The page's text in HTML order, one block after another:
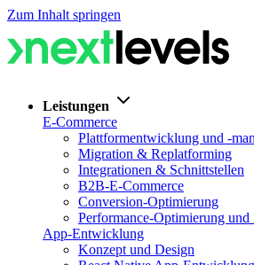
Zum Inhalt springen
Leistungen
E-Commerce
Plattformentwicklung und -
Migration & Replatforming
Integrationen & Schnittstellen
B2B-E-Commerce
Conversion-Optimierung
Performance-Optimierung und
App-Entwicklung
Konzept und Design